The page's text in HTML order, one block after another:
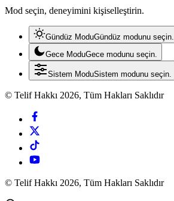
Mod seçin, deneyimini kişiselleştirin.
Gündüz ModuGündüz modunu seçin.
Gece ModuGece modunu seçin.
Sistem ModuSistem modunu seçin.
© Telif Hakkı 2026, Tüm Hakları Saklıdır
© Telif Hakkı 2026, Tüm Hakları Saklıdır